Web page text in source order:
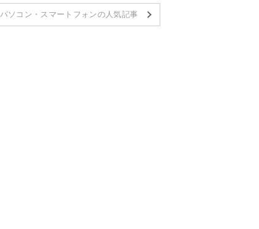
パソコン・スマートフォンの人気記事